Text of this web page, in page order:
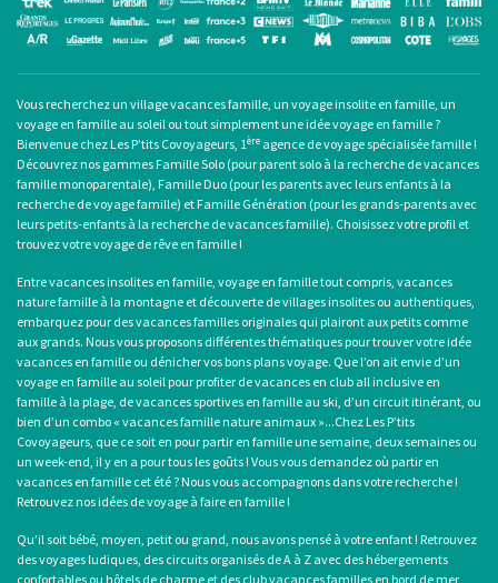
Vous recherchez un village vacances famille, un voyage insolite en famille, un
voyage en famille au soleil ou tout simplement une idée voyage en famille ?
Bienvenue chez Les P’tits Covoyageurs, 1ère agence de voyage spécialisée famille !
Découvrez nos gammes Famille Solo (pour parent solo à la recherche devacances
famille monoparentale), Famille Duo (pour les parents avec leurs enfants à la
recherche de voyage famille) et Famille Génération (pour les grands-parents avec
leurs petits-enfants à la recherche de vacances famille). Choisissez votre profil et
trouvez votre voyage de rêve en famille !
Entrevacances insolites en famille, voyage en famille tout compris, vacances
nature famille à la montagne et découverte de villages insolites ou authentiques,
embarquez pour desvacances familles originales qui plairont aux petits comme
aux grands. Nous vous proposons différentes thématiques pour trouver votre idée
vacances en famille ou dénicher vos bons plans voyage. Que l’on ait envie d’un
voyage en famille au soleil pour profiter devacances en club all inclusive en
famille à la plage, devacances sportives en famille au ski, d’un circuit itinérant, ou
bien d’un combo « vacances famille nature animaux »...Chez Les P’tits
Covoyageurs, que ce soit en pour partir en famille une semaine, deux semaines ou
un week-end, il y en a pour tous les goûts ! Vous vous demandez où partir en
vacances en famille cet été ? Nous vous accompagnons dans votre recherche !
Retrouvez nos idées devoyage à faire en famille !
Qu’il soit bébé, moyen, petit ou grand, nous avons pensé à votre enfant ! Retrouvez
des voyages ludiques, des circuits organisés de A à Z avec des hébergements
confortables ou hôtels de charme et des club vacances familles en bord de mer